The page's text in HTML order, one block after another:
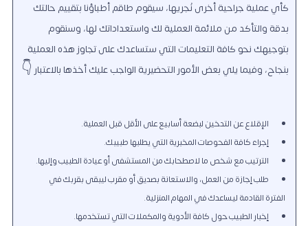
كأي عملية جراحية أخرى نُجريها، سيقوم طاقم أطباؤنا بتقييم حالتك
بدقة والتأكد من ملائمة العملية لك واستعداداتك لها، وسنقوم
بتوجيهك نحو كافة التعليمات التي ستساعدك على تجاوز هذه العملية
بنجاح، وفيما يلي بعض الأمور التحضيرية الواجب عليك أخذها بالاعتبار 👇
الإقلاع عن التدخين لبضعة أسابيع على الأقل قبل العملية.
إجراء كافة الفحوصات المخبرية التي يطلبها طبيبك.
الترتيب مع شخص ما لاصطحابك من المستشفى أو عيادة الطبيب وإليها.
طلب إجازة من العمل، والاستعانة بصديق أو مقرب ليبقى بقربك في
الفترة القادمة ليساعدك في المهام المنزلية.
إخبار الطبيب حول كافة الأدوية والمكملات التي تستخدمها.